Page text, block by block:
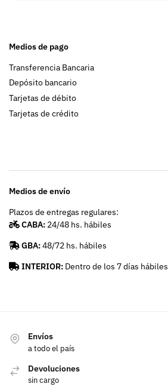
Medios de pago
Transferencia Bancaria
Depósito bancario
Tarjetas de débito
Tarjetas de crédito
Medios de envío
Plazos de entregas regulares:
CABA: 24/48 hs. hábiles
GBA:48/72 hs. hábiles
INTERIOR: Dentro de los 7 días hábiles
Envíos
a todo el país
Devoluciones
sin cargo